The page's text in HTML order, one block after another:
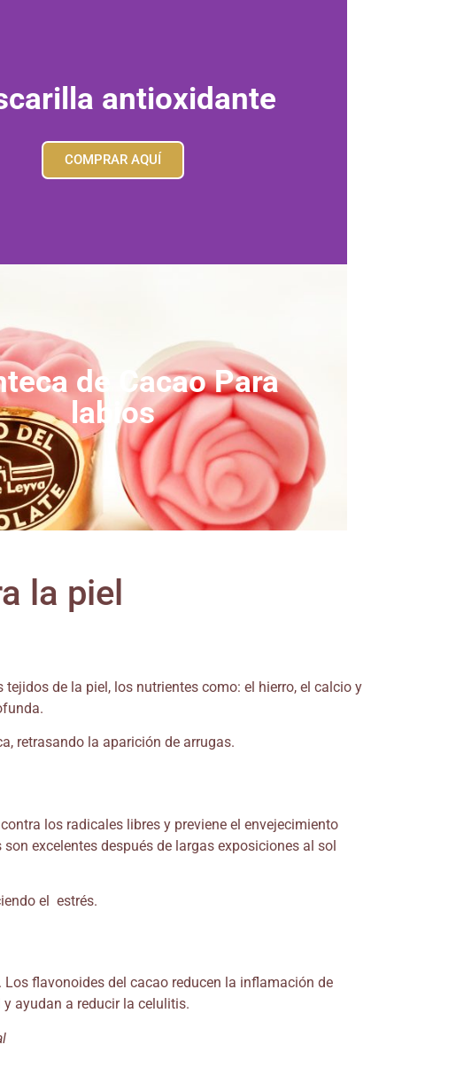
antioxidante
COMPRAR AQUÍ
de Cacao Para
labios
la piel
de la piel, los nutrientes como: el hierro, el calcio y
retrasando la aparición de arrugas.
los radicales libres y previene el envejecimiento
excelentes después de largas exposiciones al sol
el estrés.
flavonoides del cacao reducen la inflamación de
ayudan a reducir la celulitis.